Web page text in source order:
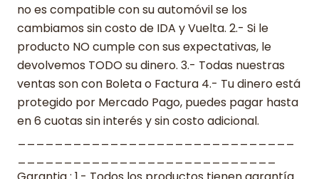
no es compatible con su automóvil se los
cambiamos sin costo de IDA y Vuelta. 2.- Si le
producto NO cumple con sus expectativas, le
devolvemos TODO su dinero. 3.- Todas nuestras
ventas son con Boleta o Factura 4.- Tu dinero está
protegido por Mercado Pago, puedes pagar hasta
en 6 cuotas sin interés y sin costo adicional.